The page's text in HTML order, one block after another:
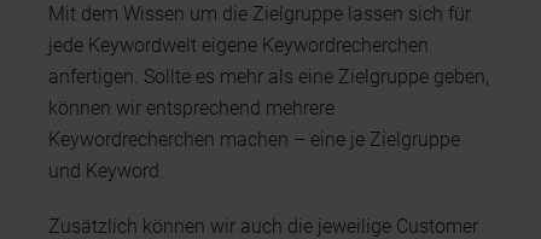
Mit dem Wissen um die Zielgruppe lassen sich für
jede Keywordwelt eigene Keywordrecherchen
anfertigen. Sollte es mehr als eine Zielgruppe geben,
können wir entsprechend mehrere
Keywordrecherchen machen – eine je Zielgruppe
und Keyword.
Zusätzlich können wir auch die jeweilige Customer